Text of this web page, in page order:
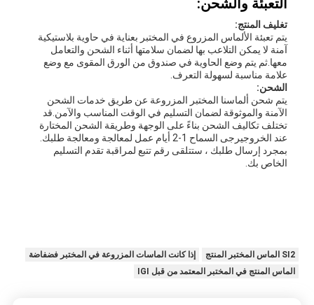
التعبئة والشحن:
تغليف المنتج:
يتم تعبئة الألماس المزروع في المختبر بعناية في حاوية بلاستيكية
آمنة لا يمكن التلاعب بها لضمان سلامتها أثناء الشحن والتعامل
معها.ثم يتم وضع الحاوية في صندوق من الورق المقوى مع وضع
علامة مناسبة لسهولة التعرف.
الشحن:
يتم شحن ألماسنا المختبر المزروعة عن طريق خدمات الشحن
الآمنة والموثوقة لضمان التسليم في الوقت المناسب والآمن.قد
تختلف تكاليف الشحن بناءً على الوجهة وطريقة الشحن المختارة
عند الخروجيرجى السماح 1-2 أيام عمل لمعالجة ومعالجة طلبك.
بمجرد إرسال طلبك ، ستتلقى رقم تتبع لمراقبة تقدم التسليم
الخاص بك.
SI2 الماس المختبر المنتج
إذا كانت الماسات المزروعة في المختبر فضفاضة
الماس المنتج في المختبر المعتمد من قبل IGI